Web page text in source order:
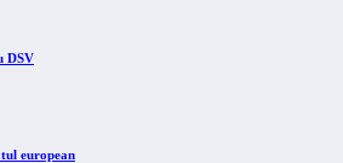
DSV
european